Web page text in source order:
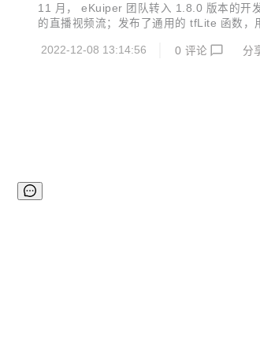
11 月， eKuiper 团队转入 1.8.0 版本的开
的直播视频流；发布了通用的 tfLite 函数
2022-12-08 13:14:56
0 评论 分